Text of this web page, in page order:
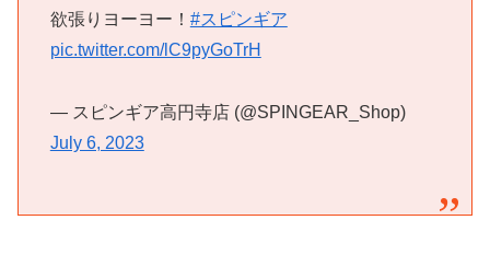
欲張りヨーヨー！ #スピンギア
pic.twitter.com/lC9pyGoTrH
— スピンギア高円寺店 (@SPINGEAR_Shop)
July 6, 2023